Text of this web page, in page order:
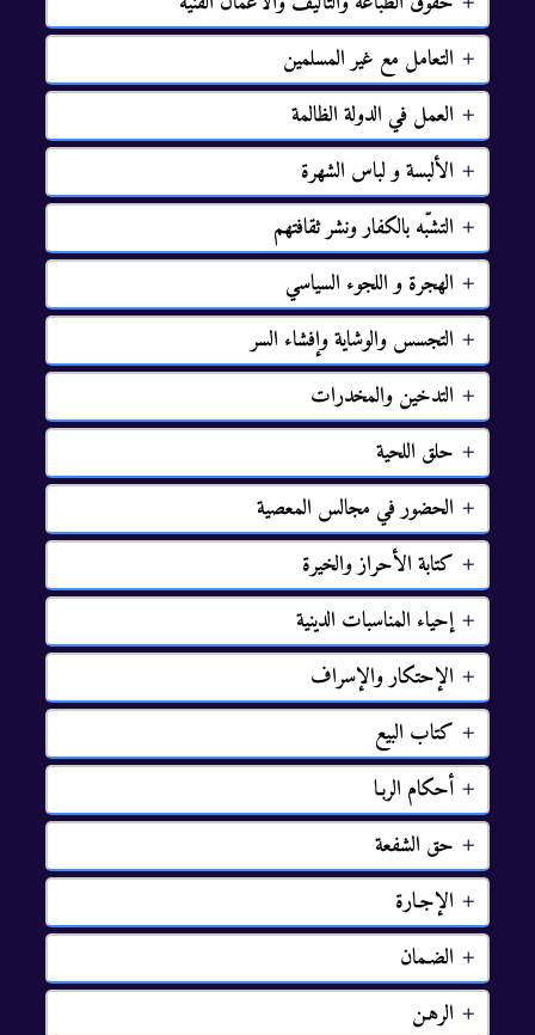
ﺍﻟﺘﻌﺎﻣﻞ ﻣﻊ ﻏﻴﺮ ﺍﻟﻤﺴﻠﻤﻴﻦ
ﺍﻟﻌﻤﻞ ﻓﻲ ﺍﻟﺪﻭﻟﺔ ﺍﻟﻈﺎﻟﻤﺔ
ﺍﻷﻟﺒﺴﺔ ﻭ ﻟﺒﺎﺱ ﺍﻟﺸﻬﺮﺓ
ﺍﻟﺘﺸﺒّﻪ ﺑﺎﻟﻜﻔﺎﺭ ﻭﻧﺸﺮ ﺛﻘﺎﻓﺘﻬﻢ
ﺍﻟﻬﺠﺮﺓ ﻭ ﺍﻟﻠﺠﻮﺀ ﺍﻟﺴﻴﺎﺳﻲ
ﺍﻟﺘﺠﺴﺲ ﻭﺍﻟﻮﺷﺎﻳﺔ ﻭﺇﻓﺸﺎﺀ ﺍﻟﺴﺮ
ﺍﻟﺘﺪﺧﻴﻦ ﻭﺍﻟﻤﺨﺪﺭﺍت
ﺣﻠﻖ ﺍﻟﻠﺤﻴﺔ
ﺍﻟﺤﻀﻮﺭ ﻓﻲ ﻣﺠﺎﻟﺲ ﺍﻟﻤﻌﺼﻴﺔ
ﮐﺘﺎﺑﺔ ﺍﻷﺣﺮﺍﺯ ﻭﺍﻟﺨﻴﺮﺓ
ﺇﺣﻴﺎﺀ ﺍﻟﻤﻨﺎﺳﺒﺎﺕ ﺍﻟﺪﻳﻨﻴﺔ
ﺍﻹﺣﺘﻜﺎﺭ ﻭﺍﻹﺳﺮﺍف
ﻛﺘﺎﺏ ﺍﻟﺒﻴﻊ
ﺃﺣﻜﺎﻡ ﺍﻟﺮﺑـﺎ
ﺣﻖ ﺍﻟﺸﻔﻌﺔ
ﺍﻹﺟـﺎﺭﺓ
ﺍﻟﻀـﻤﺎﻥ
ﺍﻟﺮﻫـﻦ